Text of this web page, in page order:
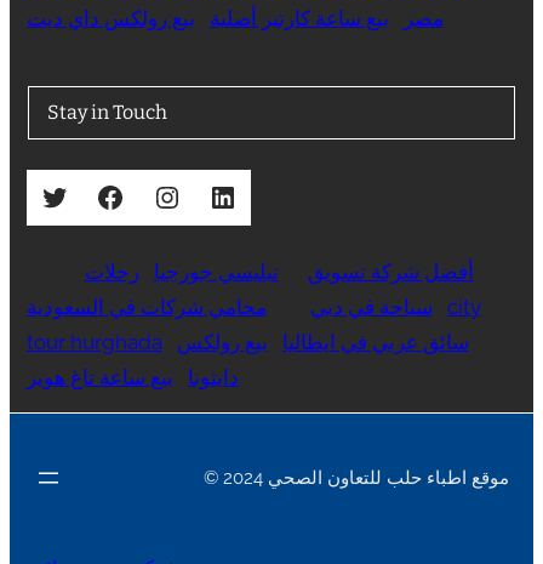
مصر
بيع ساعة كارتير أصلية بيع رولكس داي ديت
Stay in Touch
Twitter Facebook Instagram LinkedIn
أفضل شركة تسويق تبليسي جورجيا
رحلات
سياحة في دبي
محامي شركات في السعودية
city
tour hurghada
سائق عربي في ايطاليا
بيع رولكس
دايتونا
بيع ساعة تاغ هوير
© 2024 موقع اطباء حلب للتعاون الصحي